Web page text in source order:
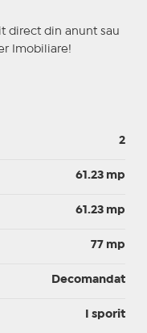
direct din anunt sau
Imobiliare!
2
61.23 mp
61.23 mp
77 mp
Decomandat
I sporit